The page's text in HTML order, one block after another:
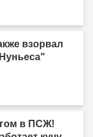
взорвал
в ПСЖ!